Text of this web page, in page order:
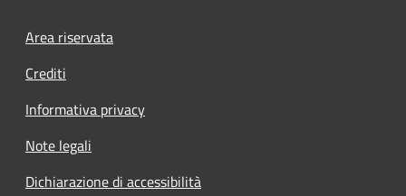
Footer menu
Area riservata
Crediti
Informativa privacy
Note legali
Dichiarazione di accessibilità